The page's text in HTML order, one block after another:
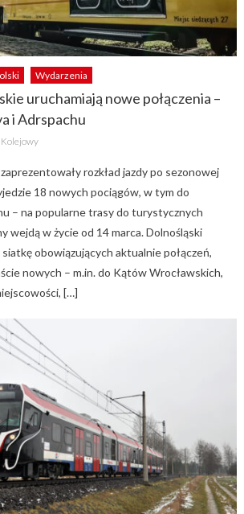
Wydarzenia
uruchamiają nowe połączenia –
i Adrspachu
rozkład jazdy po sezonowej
18 nowych pociągów, w tym do
– na popularne trasy do turystycznych
wejdą w życie od 14 marca. Dolnośląski
obowiązujących aktualnie połączeń,
nowych – m.in. do Kątów Wrocławskich,
[…]